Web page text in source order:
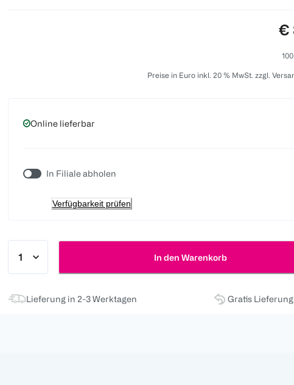
€
Preise in Euro inkl. 20 % MwSt. zzgl.
Online lieferbar
In Filiale abholen
Verfügbarkeit prüfen
In den Warenkorb
Lieferung in 2-3 Werktagen Gratis